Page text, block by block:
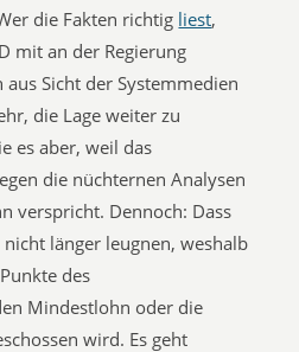
die Fakten richtig liest,
mit an der Regierung
Sicht der Systemmedien
die Lage weiter zu
es aber, weil das
die nüchternen Analysen
verspricht. Dennoch: Dass
länger leugnen, weshalb
des
Mindestlohn oder die
wird. Es geht